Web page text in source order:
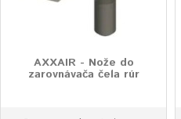
AXXAIR - Nože do
zarovnávača čela rúr